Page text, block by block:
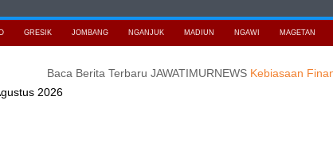
GRESIK JOMBANG NGANJUK MADIUN NGAWI MAGETAN
Baca Berita Terbaru JAWATIMURNEWSKebiasaan Finansial
2026